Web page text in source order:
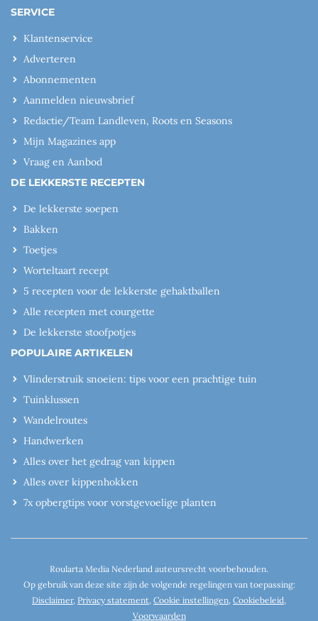
SERVICE
Klantenservice
Adverteren
Abonnementen
Aanmelden nieuwsbrief
Redactie/Team Landleven, Roots en Seasons
Mijn Magazines app
Vraag en Aanbod
DE LEKKERSTE RECEPTEN
De lekkerste soepen
Bakken
Toetjes
Worteltaart recept
5 recepten voor de lekkerste gehaktballen
Alle recepten met courgette
De lekkerste stoofpotjes
POPULAIRE ARTIKELEN
Vlinderstruik snoeien: tips voor een prachtige tuin
Tuinklussen
Wandelroutes
Handwerken
Alles over het gedrag van kippen
Alles over kippenhokken
7x opbergtips voor vorstgevoelige planten
Roularta Media Nederland auteursrecht voorbehouden.
Op gebruik van deze site zijn de volgende regelingen van toepassing:
Disclaimer, Privacy statement Cookie instellingen Cookiebeleid
Voorwaarden